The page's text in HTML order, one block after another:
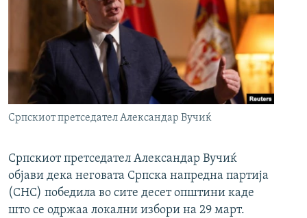
Српскиот претседател Александар Вучиќ
Српскиот претседател Александар Вучиќ
објави дека неговата Српска напредна партија
(СНС) победила во сите десет општини каде
што се одржаа локални избори на 29 март.